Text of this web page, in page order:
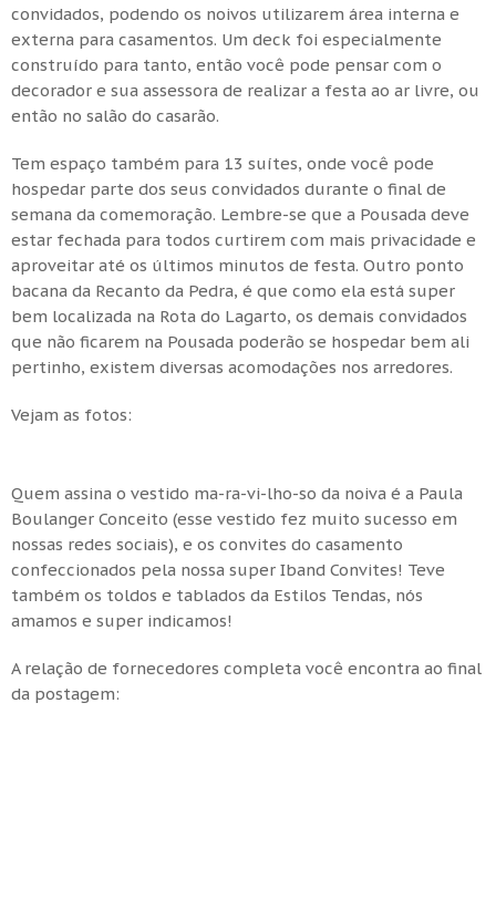
convidados, podendo os noivos utilizarem área interna e
externa para casamentos. Um deck foi especialmente
construído para tanto, então você pode pensar com o
decorador e sua assessora de realizar a festa ao ar livre, ou
então no salão do casarão.
Tem espaço também para 13 suítes, onde você pode
hospedar parte dos seus convidados durante o final de
semana da comemoração. Lembre-se que a Pousada deve
estar fechada para todos curtirem com mais privacidade e
aproveitar até os últimos minutos de festa. Outro ponto
bacana da Recanto da Pedra, é que como ela está super
bem localizada na Rota do Lagarto, os demais convidados
que não ficarem na Pousada poderão se hospedar bem ali
pertinho, existem diversas acomodações nos arredores.
Vejam as fotos:
Quem assina o vestido ma-ra-vi-lho-so da noiva é a Paula
Boulanger Conceito (esse vestido fez muito sucesso em
nossas redes sociais), e os convites do casamento
confeccionados pela nossa super Iband Convites! Teve
também os toldos e tablados da Estilos Tendas, nós
amamos e super indicamos!
A relação de fornecedores completa você encontra ao final
da postagem: